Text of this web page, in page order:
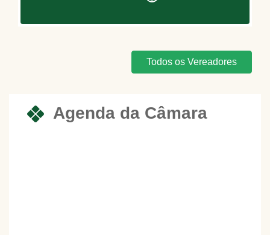
Todos os Vereadores
Agenda da Câmara